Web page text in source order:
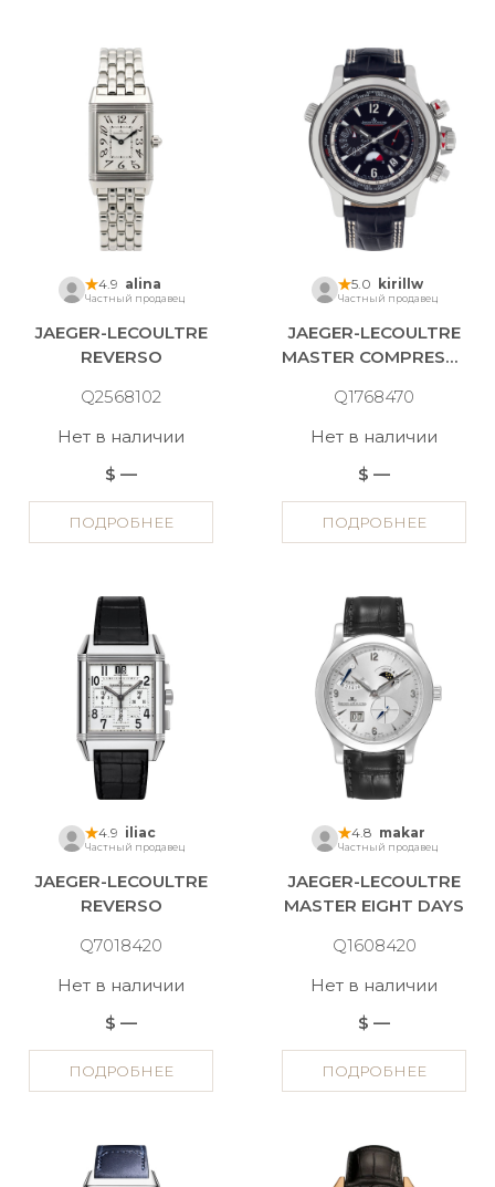
4.9 alina
Частный продавец
JAEGER-LECOULTRE
REVERSO
Q2568102
Нет в наличии
$ —
ПОДРОБНЕЕ
5.0 kirillw
Частный продавец
JAEGER-LECOULTRE
MASTER COMPRESSOR
Q1768470
Нет в наличии
$ —
ПОДРОБНЕЕ
4.9 iliac
Частный продавец
JAEGER-LECOULTRE
REVERSO
Q7018420
Нет в наличии
$ —
ПОДРОБНЕЕ
4.8 makar
Частный продавец
JAEGER-LECOULTRE
MASTER EIGHT DAYS
Q1608420
Нет в наличии
$ —
ПОДРОБНЕЕ